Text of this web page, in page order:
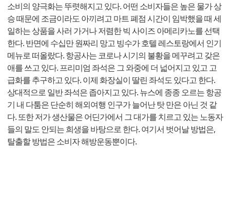
소비의 양극화는 뚜렷해지고 있다. 어떤 소비자들은 높은 물가 상
승 때문에 조금이라도 아끼려고 마트 폐점 시간이 임박했을 때 세
일하는 상품을 사러 가거나 저렴한 빅 사이즈 아메리카노를 선택
한다. 반면에 수십만 원짜리 망고 빙수가 호텔 레스토랑에서 인기
메뉴로 떠올랐다. 항공사는 코로나 시기의 불황을 메꾸려고 갖은
애를 쓰고 있다. 프리미엄 좌석은 그 와중에 더 넓어지고 있고 고
급화를 추구하고 있다. 이제 화장실이 딸린 좌석도 있다고 한다.
상대적으로 일반 좌석은 좁아지고 있다. 뉴스에 종종 오르는 항공
기 내 다툼은 단순히 해외여행 인구가 늘어난 탓 만은 아닌 것 같
다. 또한 저가 생산물은 어딘가에서 그 대가를 치르고 있는 노동자
들의 말도 안되는 희생을 바탕으로 한다. 여기서 벗어날 방법은,
탈출할 방법은 소비자 해방운동뿐이다.